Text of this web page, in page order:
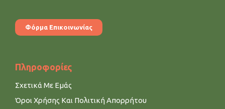
Φόρμα Επικοινωνίας
Πληροφορίες
Σχετικά Με Εμάς
Όροι Χρήσης Και Πολιτική Απορρήτου